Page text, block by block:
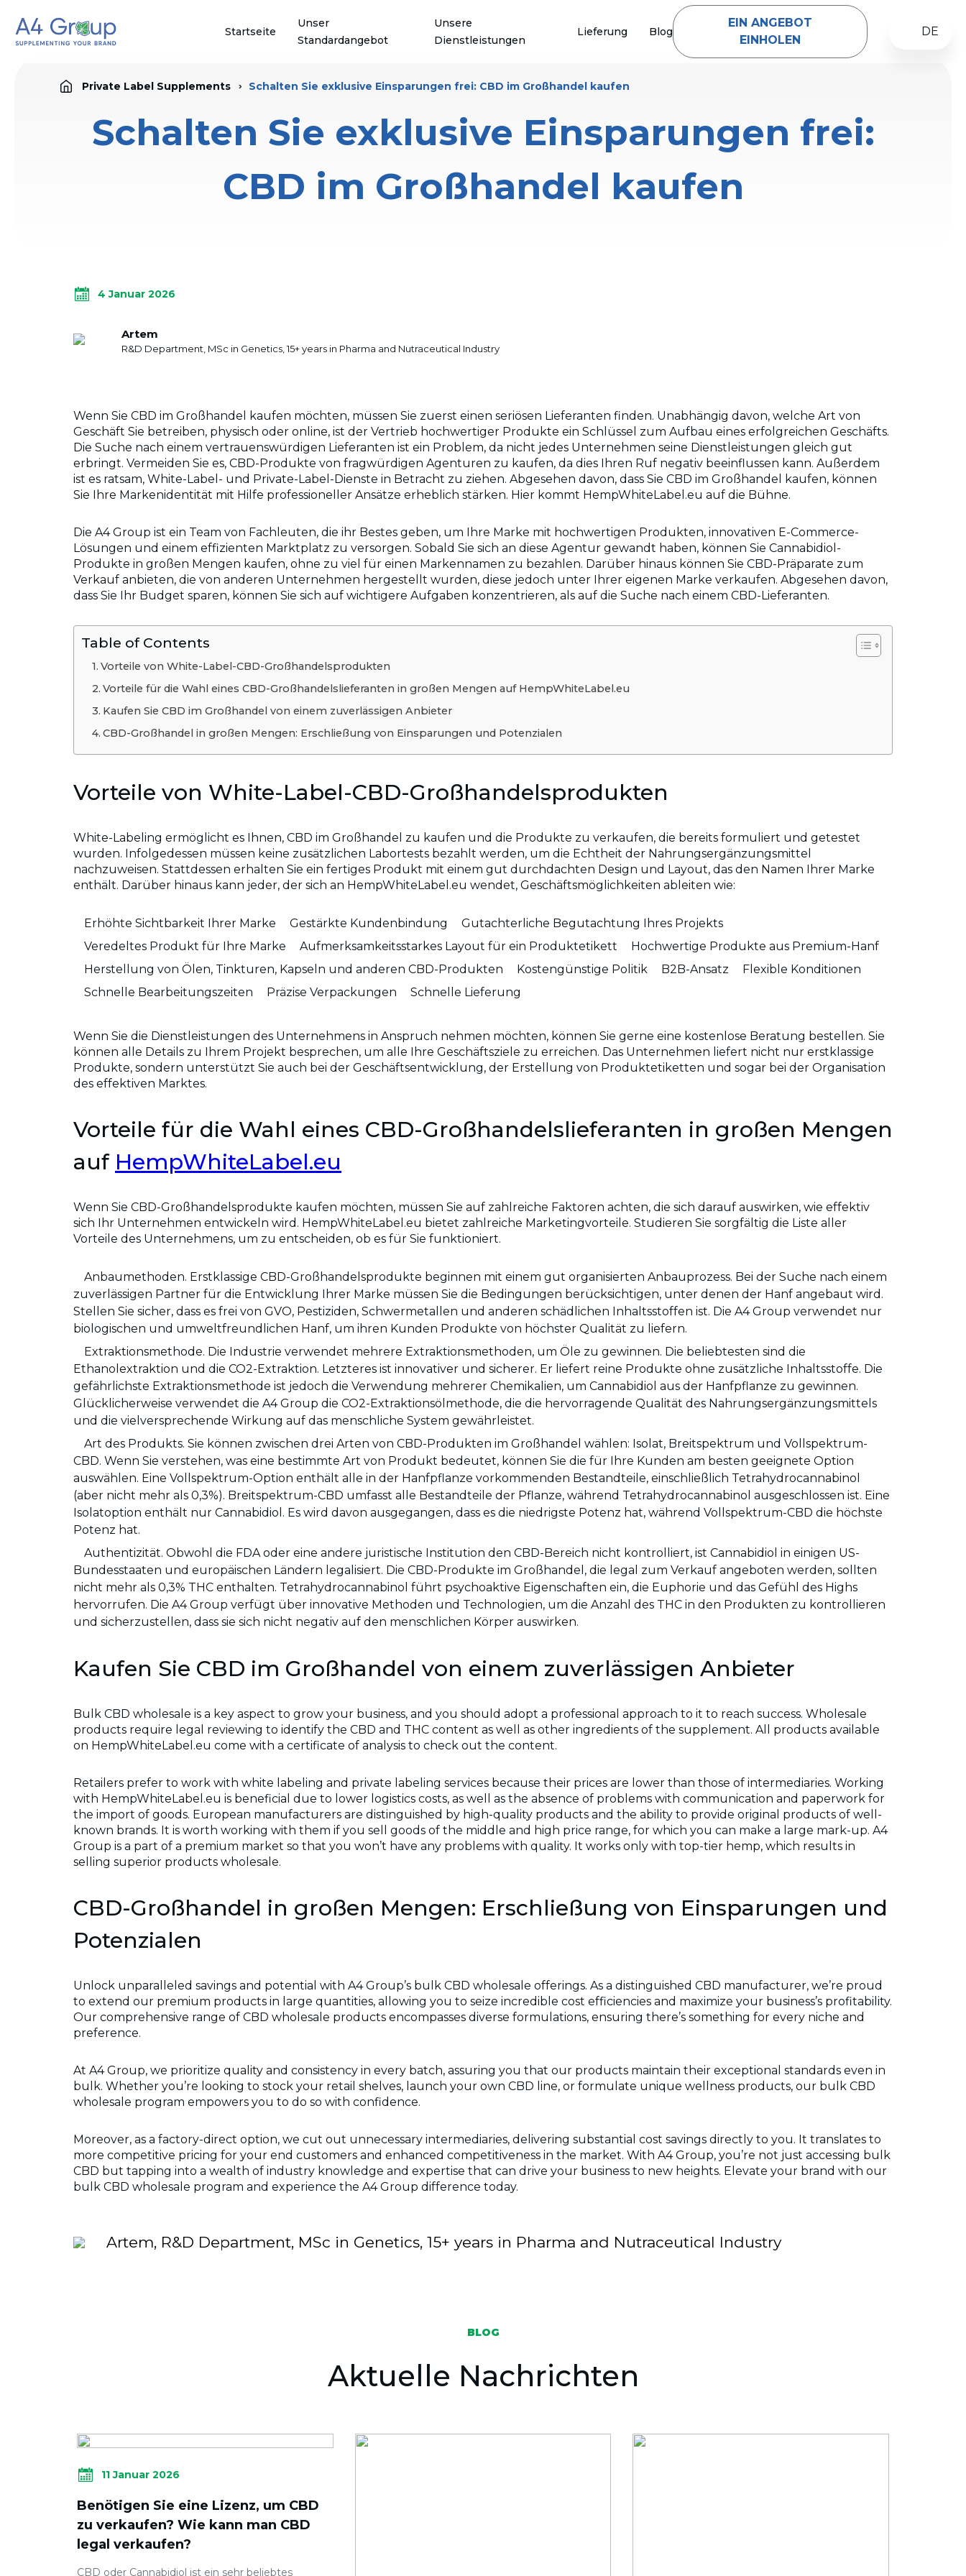
Startseite
Unser
Standardangebot
Unsere
Dienstleistungen
Lieferung Blog
EIN ANGEBOT
EINHOLEN
DE
Private Label Supplements Schalten Sie exklusive Einsparungen frei: CBD im Großhandel kaufen
Schalten Sie exklusive Einsparungen frei:
CBD im Großhandel kaufen
4 Januar 2026
Artem
R&D Department, MSc in Genetics, 15+ years in Pharma and Nutraceutical Industry
Wenn Sie CBD im Großhandel kaufen möchten, müssen Sie zuerst einen seriösen Lieferanten finden. Unabhängig davon, welche Art von
Geschäft Sie betreiben, physisch oder online, ist der Vertrieb hochwertiger Produkte ein Schlüssel zum Aufbau eines erfolgreichen Geschäfts.
Die Suche nach einem vertrauenswürdigen Lieferanten ist ein Problem, da nicht jedes Unternehmen seine Dienstleistungen gleich gut
erbringt. Vermeiden Sie es, CBD-Produkte von fragwürdigen Agenturen zu kaufen, da dies Ihren Ruf negativ beeinflussen kann. Außerdem
ist es ratsam, White-Label- und Private-Label-Dienste in Betracht zu ziehen. Abgesehen davon, dass Sie CBD im Großhandel kaufen, können
Sie Ihre Markenidentität mit Hilfe professioneller Ansätze erheblich stärken. Hier kommt HempWhiteLabel.eu auf die Bühne.
Die A4 Group ist ein Team von Fachleuten, die ihr Bestes geben, um Ihre Marke mit hochwertigen Produkten, innovativen E-Commerce-
Lösungen und einem effizienten Marktplatz zu versorgen. Sobald Sie sich an diese Agentur gewandt haben, können Sie Cannabidiol-
Produkte in großen Mengen kaufen, ohne zu viel für einen Markennamen zu bezahlen. Darüber hinaus können Sie CBD-Präparate zum
Verkauf anbieten, die von anderen Unternehmen hergestellt wurden, diese jedoch unter Ihrer eigenen Marke verkaufen. Abgesehen davon,
dass Sie Ihr Budget sparen, können Sie sich auf wichtigere Aufgaben konzentrieren, als auf die Suche nach einem CBD-Lieferanten.
Table of Contents
Vorteile von White-Label-CBD-Großhandelsprodukten
Vorteile für die Wahl eines CBD-Großhandelslieferanten in großen Mengen auf HempWhiteLabel.eu
Kaufen Sie CBD im Großhandel von einem zuverlässigen Anbieter
CBD-Großhandel in großen Mengen: Erschließung von Einsparungen und Potenzialen
Vorteile von White-Label-CBD-Großhandelsprodukten
White-Labeling ermöglicht es Ihnen, CBD im Großhandel zu kaufen und die Produkte zu verkaufen, die bereits formuliert und getestet
wurden. Infolgedessen müssen keine zusätzlichen Labortests bezahlt werden, um die Echtheit der Nahrungsergänzungsmittel
nachzuweisen. Stattdessen erhalten Sie ein fertiges Produkt mit einem gut durchdachten Design und Layout, das den Namen Ihrer Marke
enthält. Darüber hinaus kann jeder, der sich an HempWhiteLabel.eu wendet, Geschäftsmöglichkeiten ableiten wie:
Erhöhte Sichtbarkeit Ihrer Marke Gestärkte Kundenbindung
Gutachterliche Begutachtung Ihres Projekts
Veredeltes Produkt für Ihre Marke
Aufmerksamkeitsstarkes Layout für ein Produktetikett
Hochwertige Produkte aus Premium-Hanf
Herstellung von Ölen, Tinkturen, Kapseln und anderen CBD-Produkten
Kostengünstige Politik B2B-Ansatz
Flexible Konditionen
Schnelle Bearbeitungszeiten
Präzise Verpackungen Schnelle Lieferung
Wenn Sie die Dienstleistungen des Unternehmens in Anspruch nehmen möchten, können Sie gerne eine kostenlose Beratung bestellen. Sie
können alle Details zu Ihrem Projekt besprechen, um alle Ihre Geschäftsziele zu erreichen. Das Unternehmen liefert nicht nur erstklassige
Produkte, sondern unterstützt Sie auch bei der Geschäftsentwicklung, der Erstellung von Produktetiketten und sogar bei der Organisation
des effektiven Marktes.
Vorteile für die Wahl eines CBD-Großhandelslieferanten in großen Mengen
auf HempWhiteLabel.eu
Wenn Sie CBD-Großhandelsprodukte kaufen möchten, müssen Sie auf zahlreiche Faktoren achten, die sich darauf auswirken, wie effektiv
sich Ihr Unternehmen entwickeln wird. HempWhiteLabel.eu bietet zahlreiche Marketingvorteile. Studieren Sie sorgfältig die Liste aller
Vorteile des Unternehmens, um zu entscheiden, ob es für Sie funktioniert.
Anbaumethoden. Erstklassige CBD-Großhandelsprodukte beginnen mit einem gut organisierten Anbauprozess. Bei der Suche nach einem
zuverlässigen Partner für die Entwicklung Ihrer Marke müssen Sie die Bedingungen berücksichtigen, unter denen der Hanf angebaut wird.
Stellen Sie sicher, dass es frei von GVO, Pestiziden, Schwermetallen und anderen schädlichen Inhaltsstoffen ist. Die A4 Group verwendet nur
biologischen und umweltfreundlichen Hanf, um ihren Kunden Produkte von höchster Qualität zu liefern.
Extraktionsmethode. Die Industrie verwendet mehrere Extraktionsmethoden, um Öle zu gewinnen. Die beliebtesten sind die
Ethanolextraktion und die CO2-Extraktion. Letzteres ist innovativer und sicherer. Er liefert reine Produkte ohne zusätzliche Inhaltsstoffe. Die
gefährlichste Extraktionsmethode ist jedoch die Verwendung mehrerer Chemikalien, um Cannabidiol aus der Hanfpflanze zu gewinnen.
Glücklicherweise verwendet die A4 Group die CO2-Extraktionsölmethode, die die hervorragende Qualität des Nahrungsergänzungsmittels
und die vielversprechende Wirkung auf das menschliche System gewährleistet.
Art des Produkts. Sie können zwischen drei Arten von CBD-Produkten im Großhandel wählen: Isolat, Breitspektrum und Vollspektrum-
CBD. Wenn Sie verstehen, was eine bestimmte Art von Produkt bedeutet, können Sie die für Ihre Kunden am besten geeignete Option
auswählen. Eine Vollspektrum-Option enthält alle in der Hanfpflanze vorkommenden Bestandteile, einschließlich Tetrahydrocannabinol
(aber nicht mehr als 0,3%). Breitspektrum-CBD umfasst alle Bestandteile der Pflanze, während Tetrahydrocannabinol ausgeschlossen ist. Eine
Isolatoption enthält nur Cannabidiol. Es wird davon ausgegangen, dass es die niedrigste Potenz hat, während Vollspektrum-CBD die höchste
Potenz hat.
Authentizität. Obwohl die FDA oder eine andere juristische Institution den CBD-Bereich nicht kontrolliert, ist Cannabidiol in einigen US-
Bundesstaaten und europäischen Ländern legalisiert. Die CBD-Produkte im Großhandel, die legal zum Verkauf angeboten werden, sollten
nicht mehr als 0,3% THC enthalten. Tetrahydrocannabinol führt psychoaktive Eigenschaften ein, die Euphorie und das Gefühl des Highs
hervorrufen. Die A4 Group verfügt über innovative Methoden und Technologien, um die Anzahl des THC in den Produkten zu kontrollieren
und sicherzustellen, dass sie sich nicht negativ auf den menschlichen Körper auswirken.
Kaufen Sie CBD im Großhandel von einem zuverlässigen Anbieter
Bulk CBD wholesale is a key aspect to grow your business, and you should adopt a professional approach to it to reach success. Wholesale
products require legal reviewing to identify the CBD and THC content as well as other ingredients of the supplement. All products available
on HempWhiteLabel.eu come with a certificate of analysis to check out the content.
Retailers prefer to work with white labeling and private labeling services because their prices are lower than those of intermediaries. Working
with HempWhiteLabel.eu is beneficial due to lower logistics costs, as well as the absence of problems with communication and paperwork for
the import of goods. European manufacturers are distinguished by high-quality products and the ability to provide original products of well-
known brands. It is worth working with them if you sell goods of the middle and high price range, for which you can make a large mark-up. A4
Group is a part of a premium market so that you won’t have any problems with quality. It works only with top-tier hemp, which results in
selling superior products wholesale.
CBD-Großhandel in großen Mengen: Erschließung von Einsparungen und
Potenzialen
Unlock unparalleled savings and potential with A4 Group’s bulk CBD wholesale offerings. As a distinguished CBD manufacturer, we’re proud
to extend our premium products in large quantities, allowing you to seize incredible cost efficiencies and maximize your business’s profitability.
Our comprehensive range of CBD wholesale products encompasses diverse formulations, ensuring there’s something for every niche and
preference.
At A4 Group, we prioritize quality and consistency in every batch, assuring you that our products maintain their exceptional standards even in
bulk. Whether you’re looking to stock your retail shelves, launch your own CBD line, or formulate unique wellness products, our bulk CBD
wholesale program empowers you to do so with confidence.
Moreover, as a factory-direct option, we cut out unnecessary intermediaries, delivering substantial cost savings directly to you. It translates to
more competitive pricing for your end customers and enhanced competitiveness in the market. With A4 Group, you’re not just accessing bulk
CBD but tapping into a wealth of industry knowledge and expertise that can drive your business to new heights. Elevate your brand with our
bulk CBD wholesale program and experience the A4 Group difference today.
Artem, R&D Department, MSc in Genetics, 15+ years in Pharma and Nutraceutical Industry
BLOG
Aktuelle Nachrichten
11 Januar 2026
Benötigen Sie eine Lizenz, um CBD
zu verkaufen? Wie kann man CBD
legal verkaufen?
CBD oder Cannabidiol ist ein sehr beliebtes